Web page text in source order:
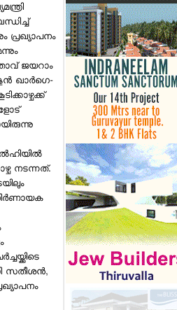
പ്രഖ്യാപനം
ജയറാം
ഖാര്‍ഗെ-
നടന്നത്.
സതീശന്‍,